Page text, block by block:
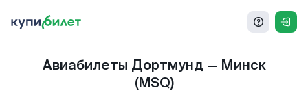
Авиабилеты Дортмунд — Минск
(MSQ)